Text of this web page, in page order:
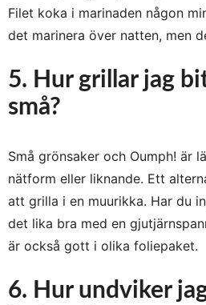
Filet koka i marinaden någon
det marinera över natten, men
5. Hur grillar jag
små?
Små grönsaker och Oumph! är
nätform eller liknande. Ett
att grilla i en muurikka. Har du
det lika bra med en
är också gott i olika foliepaket.
6. Hur undviker